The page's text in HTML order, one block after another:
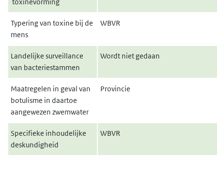
Typering van toxine bij de
mens
WBVR
Landelijke surveillance
van bacteriestammen
Wordt niet gedaan
Maatregelen in geval van
botulisme in daartoe
aangewezen zwemwater
Provincie
Specifieke inhoudelijke
deskundigheid
WBVR